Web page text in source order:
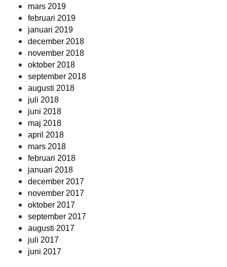
mars 2019
februari 2019
januari 2019
december 2018
november 2018
oktober 2018
september 2018
augusti 2018
juli 2018
juni 2018
maj 2018
april 2018
mars 2018
februari 2018
januari 2018
december 2017
november 2017
oktober 2017
september 2017
augusti 2017
juli 2017
juni 2017